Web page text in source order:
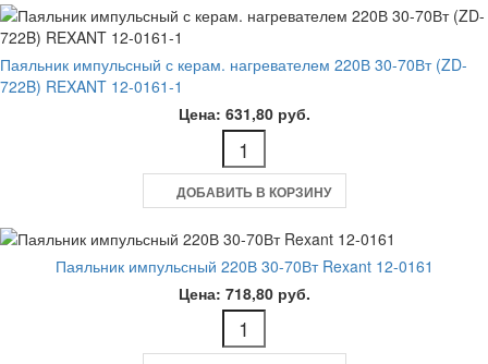
Паяльник импульсный с керам. нагревателем 220В 30-70Вт (ZD-
722B) REXANT 12-0161-1
Цена: 631,80 руб.
ДОБАВИТЬ В КОРЗИНУ
Паяльник импульсный 220В 30-70Вт Rexant 12-0161
Цена: 718,80 руб.